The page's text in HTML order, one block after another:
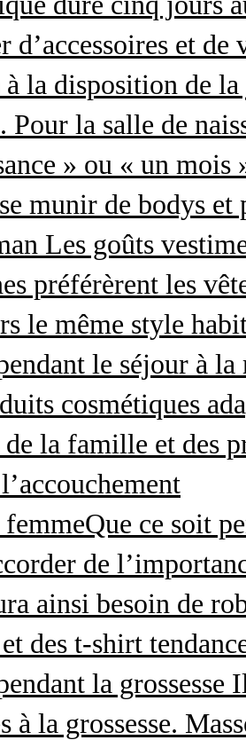
d’accessoires et
la disposition de
Pour la salle de
» ou « un
munir de bodys
Les goûts
préférèrent les
le même style
le séjour à
cosmétiques
la famille et des
femmeQue ce soit
de
ainsi besoin de
des t-shirt
la
à la grossesse.